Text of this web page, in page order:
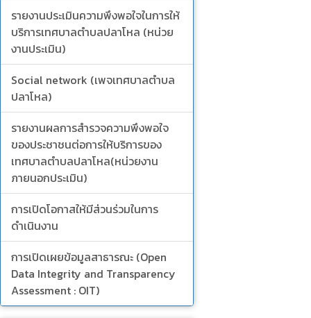
รายงานประเมินความพึงพอใจในการให้
บริการเทศบาลตำบลปลาโหล (หน่วย
งานประเมิน)
Social network (เพจเทศบาลตำบล
ปลาโหล)
รายงานผลการสำรวจความพึงพอใจ
ของประชาชนต่อการให้บริการของ
เทศบาลตำบลปลาโหล(หน่วยงาน
ภายนอกประเมิน)
การเปิดโอกาสให้มีส่วนร่วมในการ
ดำเนินงาน
การเปิดเผยข้อมูลสาธารณะ (Open
Data Integrity and Transparency
Assessment : OIT)